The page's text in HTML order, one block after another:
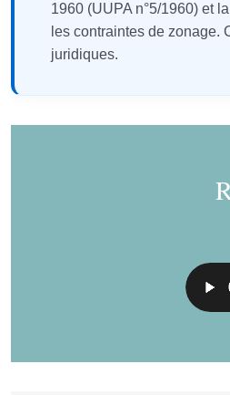
1960 (UUPA n°5/1960) et
les contraintes de zonage.
juridiques.